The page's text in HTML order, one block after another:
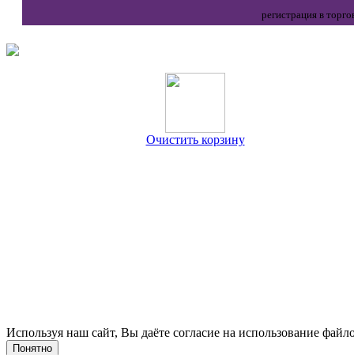
регистрация в
Очистить корзину
Используя наш сайт, Вы даёте согласие на использование
Понятно